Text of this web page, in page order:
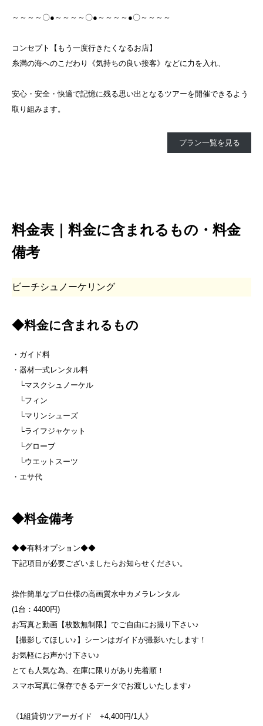
～～～～〇●～～～～〇●～～～～●〇～～～～
コンセプト【もう一度行きたくなるお店】
糸満の海へのこだわり《気持ちの良い接客》などに力を入れ、
安心・安全・快適で記憶に残る思い出となるツアーを開催できるよう
取り組みます。
プラン一覧を見る
料金表｜料金に含まれるもの・料金
備考
ビーチシュノーケリング
◆料金に含まれるもの
・ガイド料
・器材一式レンタル料
└マスクシュノーケル
└フィン
└マリンシューズ
└ライフジャケット
└グローブ
└ウエットスーツ
・エサ代
◆料金備考
◆◆有料オプション◆◆
下記項目が必要ございましたらお知らせください。
操作簡単なプロ仕様の高画質水中カメラレンタル
(1台：4400円)
お写真と動画【枚数無制限】でご自由にお撮り下さい♪
【撮影してほしい♪】シーンはガイドが撮影いたします！
お気軽にお声かけ下さい♪
とても人気な為、在庫に限りがあり先着順！
スマホ写真に保存できるデータでお渡しいたします♪
《1組貸切ツアーガイド +4,400円/1人》